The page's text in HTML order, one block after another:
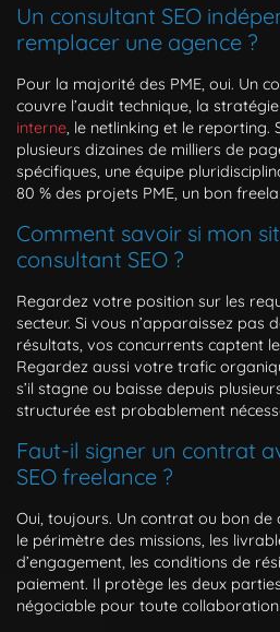
Un consultant SEO
remplacer une agence ?
Pour la majorité des PME, oui. Un
couvre l’audit technique, la
interne, le netlinking et le reporting.
plusieurs dizaines de milliers de
spécifiques, une équipe
80 % des projets PME, un bon
Comment savoir si mon
consultant SEO ?
Regardez votre position sur les
secteur. Si vous n’apparaissez pas
résultats, vos concurrents captent
Regardez aussi votre trafic
s’il stagne ou baisse depuis
structurée est probablement
Faut-il signer un contrat
SEO freelance ?
Oui, toujours. Un contrat ou bon de
le périmètre des missions, les
d’engagement, les conditions de
paiement. Il protège les deux
négociable pour toute collaboration